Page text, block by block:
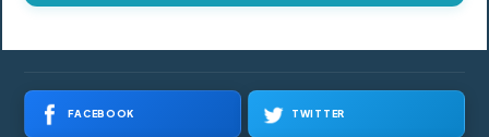
FACEBOOK TWITTER